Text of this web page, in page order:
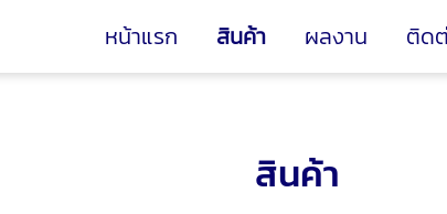
หน้าแรก สินค้า ผลงาน ติด
สินค้า